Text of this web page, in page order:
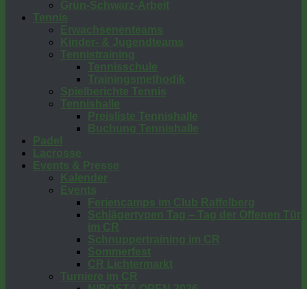
Grün-Schwarz-Arbeit
Tennis
Erwachsenenteams
Kinder- & Jugendteams
Tennistraining
Tennisschule
Trainingsmethodik
Spielberichte Tennis
Tennishalle
Preisliste Tennishalle
Buchung Tennishalle
Padel
Lacrosse
Events & Presse
Kalender
Events
Feriencamps im Club Raffelberg
Schlägertypen Tag – Tag der Offenen Tür
im CR
Schnuppertraining im CR
Sommerfest
CR Lichtermarkt
Turniere im CR